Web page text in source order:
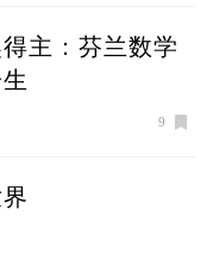
主：芬兰数学
9